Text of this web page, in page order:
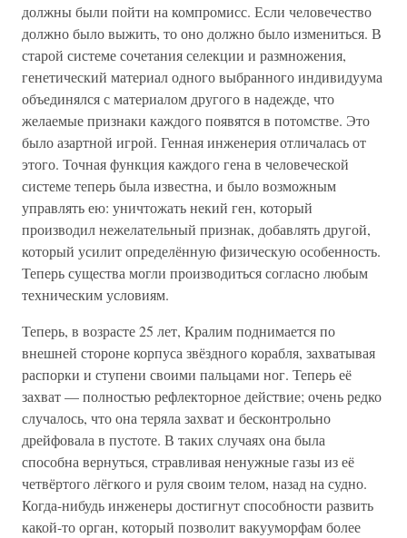
должны были пойти на компромисс. Если человечество
должно было выжить, то оно должно было измениться. В
старой системе сочетания селекции и размножения,
генетический материал одного выбранного индивидуума
объединялся с материалом другого в надежде, что
желаемые признаки каждого появятся в потомстве. Это
было азартной игрой. Генная инженерия отличалась от
этого. Точная функция каждого гена в человеческой
системе теперь была известна, и было возможным
управлять ею: уничтожать некий ген, который
производил нежелательный признак, добавлять другой,
который усилит определённую физическую особенность.
Теперь существа могли производиться согласно любым
техническим условиям.
Теперь, в возрасте 25 лет, Кралим поднимается по
внешней стороне корпуса звёздного корабля, захватывая
распорки и ступени своими пальцами ног. Теперь её
захват — полностью рефлекторное действие; очень редко
случалось, что она теряла захват и бесконтрольно
дрейфовала в пустоте. В таких случаях она была
способна вернуться, стравливая ненужные газы из её
четвёртого лёгкого и руля своим телом, назад на судно.
Когда-нибудь инженеры достигнут способности развить
какой-то орган, который позволит вакууморфам более